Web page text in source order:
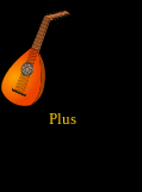
Plus